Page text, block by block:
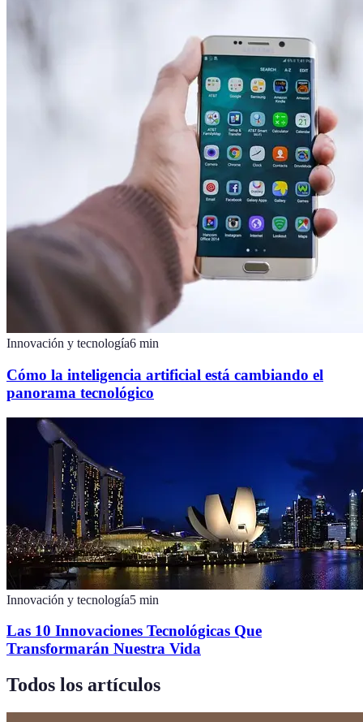
Innovación y tecnología6 min
Cómo la inteligencia artificial está cambiando el
panorama tecnológico
Innovación y tecnología5 min
Las 10 Innovaciones Tecnológicas Que
Transformarán Nuestra Vida
Todos los artículos